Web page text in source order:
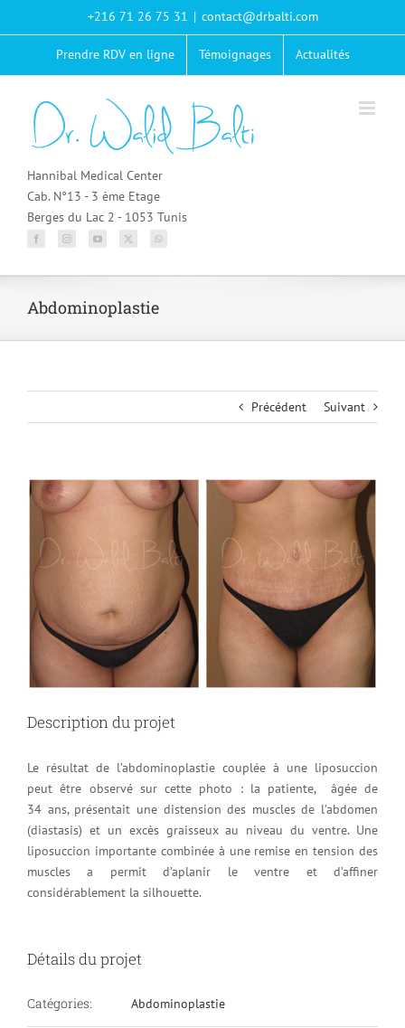
+216 71 26 75 31 | contact@drbalti.com
Prendre RDV en ligne Témoignages Actualités
Hannibal Medical Center
Cab. N°13 - 3 ème Etage
Berges du Lac 2 - 1053 Tunis
Abdominoplastie
Précédent Suivant
View
Larger
Image
Description du projet
Le résultat de l’abdominoplastie couplée à une liposuccion
peut être observé sur cette photo : la patiente, âgée de
34 ans, présentait une distension des muscles de l’abdomen
(diastasis) et un excès graisseux au niveau du ventre. Une
liposuccion importante combinée à une remise en tension des
muscles a permit d’aplanir le ventre et d’affiner
considérablement la silhouette.
Détails du projet
Catégories: Abdominoplastie